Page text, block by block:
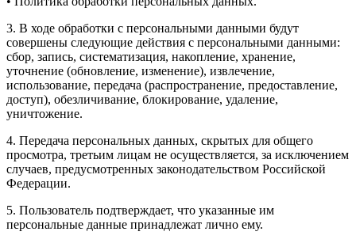
3. В ходе обработки с персональными данными будут
совершены следующие действия с персональными данными:
сбор, запись, систематизация, накопление, хранение,
уточнение (обновление, изменение), извлечение,
использование, передача (распространение, предоставление,
доступ), обезличивание, блокирование, удаление,
уничтожение.
4. Передача персональных данных, скрытых для общего
просмотра, третьим лицам не осуществляется, за исключением
случаев, предусмотренных законодательством Российской
Федерации.
5. Пользователь подтверждает, что указанные им
персональные данные принадлежат лично ему.